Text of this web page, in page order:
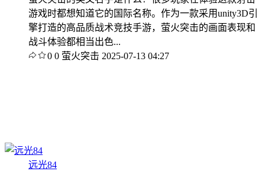
游戏时都想知道它的国际名称。作为一款采用unity3D引
擎打造的高品质战术竞技手游，萤火突击的画面表现和
战斗体验都相当出色...
0 0 萤火突击 2025-07-13 04:27
远光84